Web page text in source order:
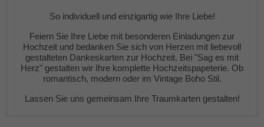
So individuell und einzigartig wie Ihre Liebe!
Feiern Sie Ihre Liebe mit besonderen Einladungen zur
Hochzeit und bedanken Sie sich von Herzen mit liebevoll
gestalteten Dankeskarten zur Hochzeit. Bei "Sag es mit
Herz" gestalten wir Ihre komplette Hochzeitspapeterie. Ob
romantisch, modern oder im Vintage Boho Stil.
Lassen Sie uns gemeinsam Ihre Traumkarten gestalten!